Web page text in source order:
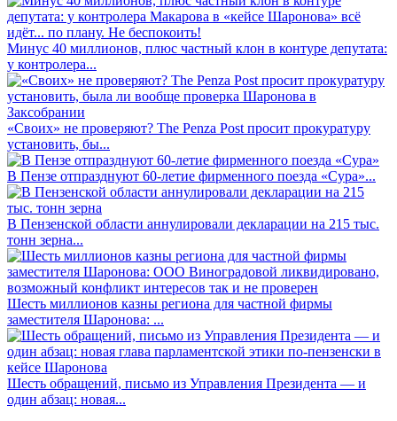
Минус 40 миллионов, плюс частный клон в контуре депутата:
у контролера...
«Своих» не проверяют? The Penza Post просит прокуратуру
установить, бы...
В Пензе отпразднуют 60-летие фирменного поезда «Сура»...
В Пензенской области аннулировали декларации на 215 тыс.
тонн зерна...
Шесть миллионов казны региона для частной фирмы
заместителя Шаронова: ...
Шесть обращений, письмо из Управления Президента — и
один абзац: новая...